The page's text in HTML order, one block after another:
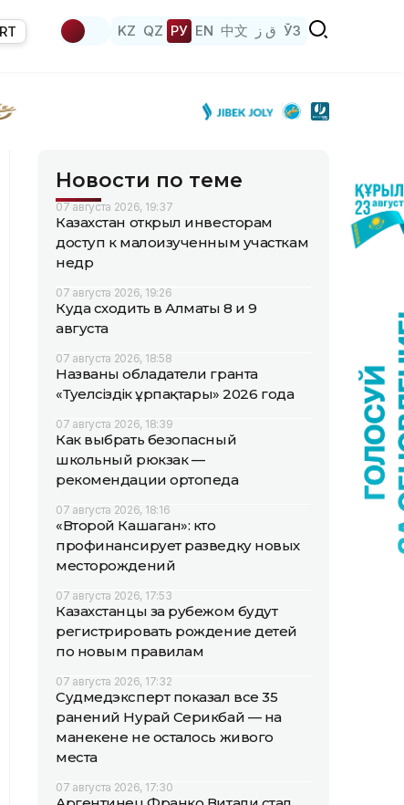
KZ QZ РУ EN 中文 ق ز ЎЗ
Новости по теме
07 августа 2026, 19:37
Казахстан открыл инвесторам
доступ к малоизученным участкам
недр
07 августа 2026, 19:26
Куда сходить в Алматы 8 и 9
августа
07 августа 2026, 18:58
Названы обладатели гранта
«Тәуелсіздік ұрпақтары» 2026 года
07 августа 2026, 18:39
Как выбрать безопасный
школьный рюкзак —
рекомендации ортопеда
07 августа 2026, 18:16
«Второй Кашаган»: кто
профинансирует разведку новых
месторождений
07 августа 2026, 17:53
Казахстанцы за рубежом будут
регистрировать рождение детей
по новым правилам
07 августа 2026, 17:32
Судмедэксперт показал все 35
ранений Нурай Серикбай — на
манекене не осталось живого
места
07 августа 2026, 17:30